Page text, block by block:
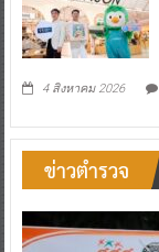
4 สิงหาคม 2026
ข่าวตำรวจ